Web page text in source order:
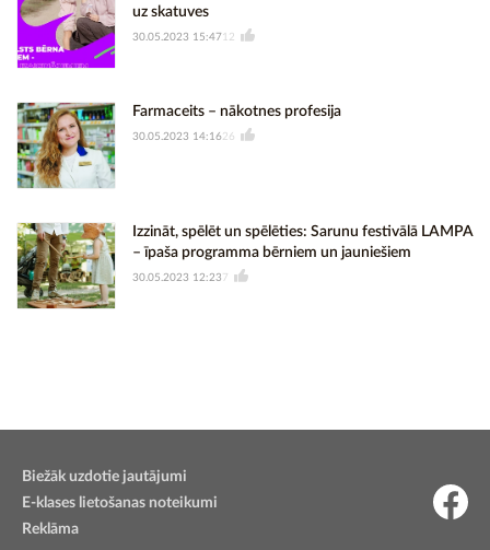
uz skatuves
30.05.2023 15:4712
Farmaceits – nākotnes profesija
30.05.2023 14:1626
Izzināt, spēlēt un spēlēties: Sarunu festivālā LAMPA
– īpaša programma bērniem un jauniešiem
30.05.2023 12:23 7
Biežāk uzdotie jautājumi
E-klases lietošanas noteikumi
Reklāma